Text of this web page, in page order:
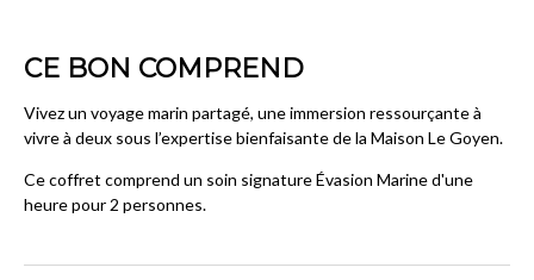
CE BON COMPREND
Vivez un voyage marin partagé, une immersion ressourçante à
vivre à deux sous l’expertise bienfaisante de la Maison Le Goyen.
Ce coffret comprend un soin signature Évasion Marine d'une
heure pour 2 personnes.